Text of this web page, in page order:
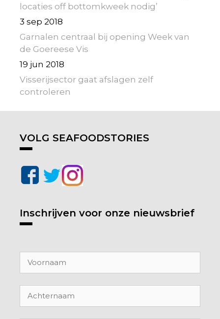
locaties off bottomkweek nodig’
3 sep 2018
Garnalen centraal bij opening Week van
de Goereese Vis
19 jun 2018
Visserijsector gaat afslagen zelf
controleren
VOLG SEAFOODSTORIES
Inschrijven voor onze nieuwsbrief